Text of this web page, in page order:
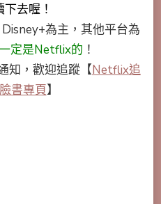
去喔！
為主，其他平台為
定是Netflix的 ！
知，歡迎追蹤 【Netflix追
書專頁】